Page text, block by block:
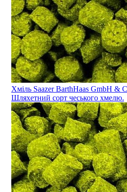
Хміль Saazer BarthHaas GmbH &
Шляхетний сорт чеського хмелю.